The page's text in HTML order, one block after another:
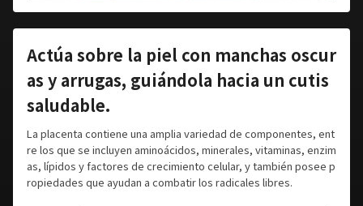
Actúa sobre la piel con manchas oscur
as y arrugas, guiándola hacia un cutis
saludable.
La placenta contiene una amplia variedad de componentes, ent
re los que se incluyen aminoácidos, minerales, vitaminas, enzim
as, lípidos y factores de crecimiento celular, y también posee p
ropiedades que ayudan a combatir los radicales libres.